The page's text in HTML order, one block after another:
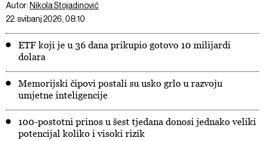
Autor: Nikola Stojadinović
22. svibanj 2026, 08:10
ETF koji je u 36 dana prikupio gotovo 10 milijardi
dolara
Memorijski čipovi postali su usko grlo u razvoju
umjetne inteligencije
100-postotni prinos u šest tjedana donosi jednako veliki
potencijal koliko i visoki rizik